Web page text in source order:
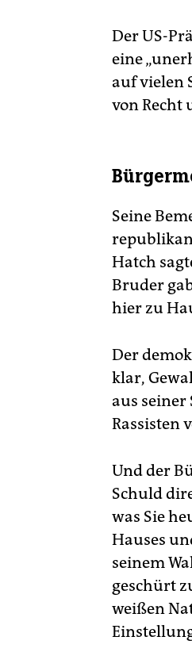
Der US-
eine
auf vielen
von Recht
Seine
Hatch
Bruder
hier zu
Der
klar,
aus seiner
Rassisten
Und der
Schuld
was Sie
Hauses
seinem
geschürt
weißen